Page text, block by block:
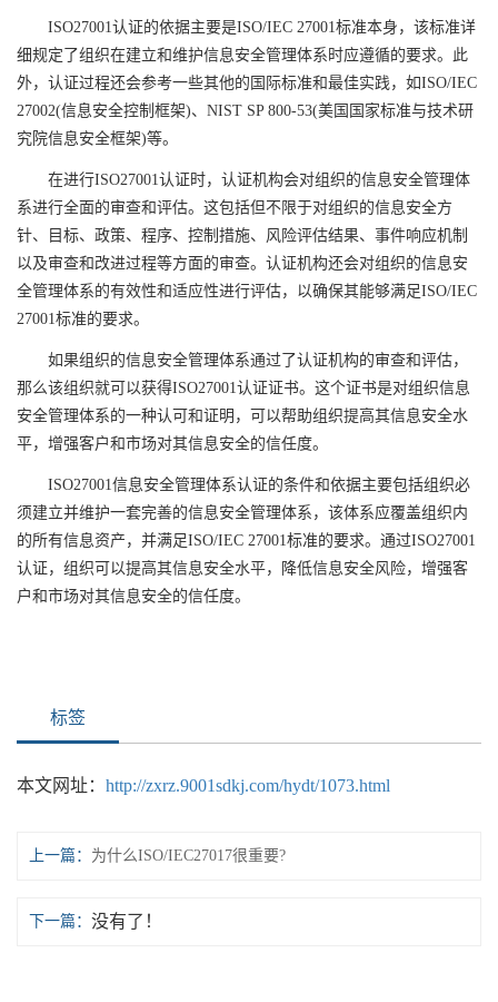
ISO27001认证的依据主要是ISO/IEC 27001标准本身，该标准详
细规定了组织在建立和维护信息安全管理体系时应遵循的要求。此
外，认证过程还会参考一些其他的国际标准和最佳实践，如ISO/IEC
27002(信息安全控制框架)、NIST SP 800-53(美国国家标准与技术研
究院信息安全框架)等。
在进行ISO27001认证时，认证机构会对组织的信息安全管理体
系进行全面的审查和评估。这包括但不限于对组织的信息安全方
针、目标、政策、程序、控制措施、风险评估结果、事件响应机制
以及审查和改进过程等方面的审查。认证机构还会对组织的信息安
全管理体系的有效性和适应性进行评估，以确保其能够满足ISO/IEC
27001标准的要求。
如果组织的信息安全管理体系通过了认证机构的审查和评估，
那么该组织就可以获得ISO27001认证证书。这个证书是对组织信息
安全管理体系的一种认可和证明，可以帮助组织提高其信息安全水
平，增强客户和市场对其信息安全的信任度。
ISO27001信息安全管理体系认证的条件和依据主要包括组织必
须建立并维护一套完善的信息安全管理体系，该体系应覆盖组织内
的所有信息资产，并满足ISO/IEC 27001标准的要求。通过ISO27001
认证，组织可以提高其信息安全水平，降低信息安全风险，增强客
户和市场对其信息安全的信任度。
标签
本文网址： http://zxrz.9001sdkj.com/hydt/1073.html
上一篇： 为什么ISO/IEC27017很重要?
下一篇： 没有了！